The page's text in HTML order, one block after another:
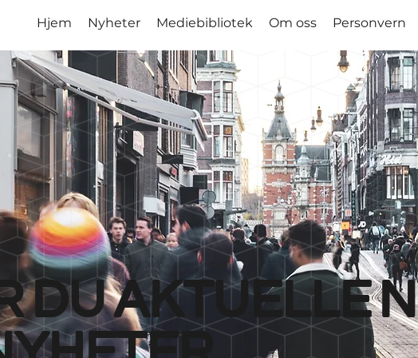
Hjem Nyheter Mediebibliotek Om oss Personvern
du aktuelle